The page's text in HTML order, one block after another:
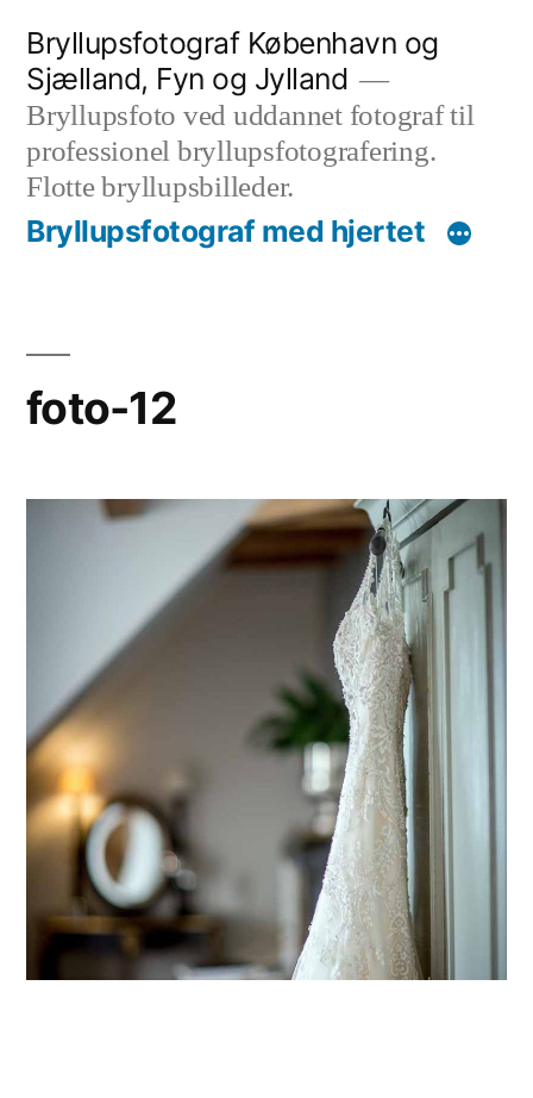
indhold
Bryllupsfotograf København og
Sjælland, Fyn og Jylland
Bryllupsfoto ved uddannet fotograf til
professionel bryllupsfotografering.
Flotte bryllupsbilleder.
Bryllupsfotograf med hjertet
foto-12